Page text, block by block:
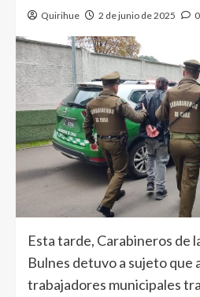
Quirihue 2 de junio de 2025 0
Esta tarde, Carabineros de
Bulnes detuvo a sujeto que
trabajadores municipales